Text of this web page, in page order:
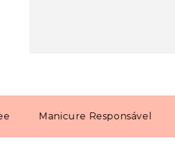
Manicure Responsável